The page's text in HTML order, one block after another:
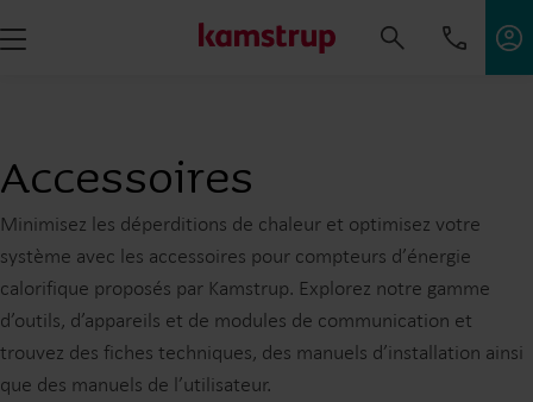
Accessoires
Minimisez les déperditions de chaleur et optimisez votre
système avec les accessoires pour compteurs d’énergie
calorifique proposés par Kamstrup. Explorez notre gamme
d’outils, d’appareils et de modules de communication et
trouvez des fiches techniques, des manuels d’installation ainsi
que des manuels de l’utilisateur.